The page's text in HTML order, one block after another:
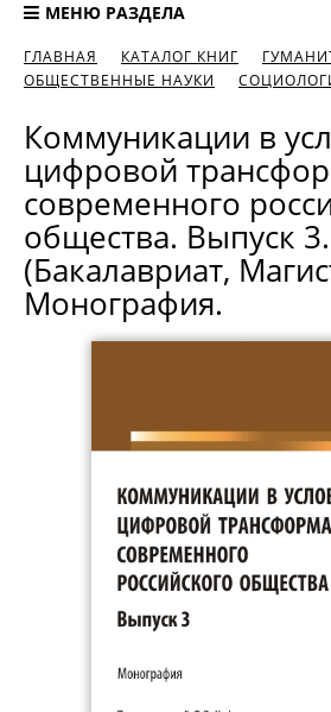
МЕНЮ РАЗДЕЛА
ГЛАВНАЯ КАТАЛОГ КНИГ
ОБЩЕСТВЕННЫЕ НАУКИ
Коммуникации в
цифровой
современного
общества. Выпуск 3.
(Бакалавриат,
Монография.